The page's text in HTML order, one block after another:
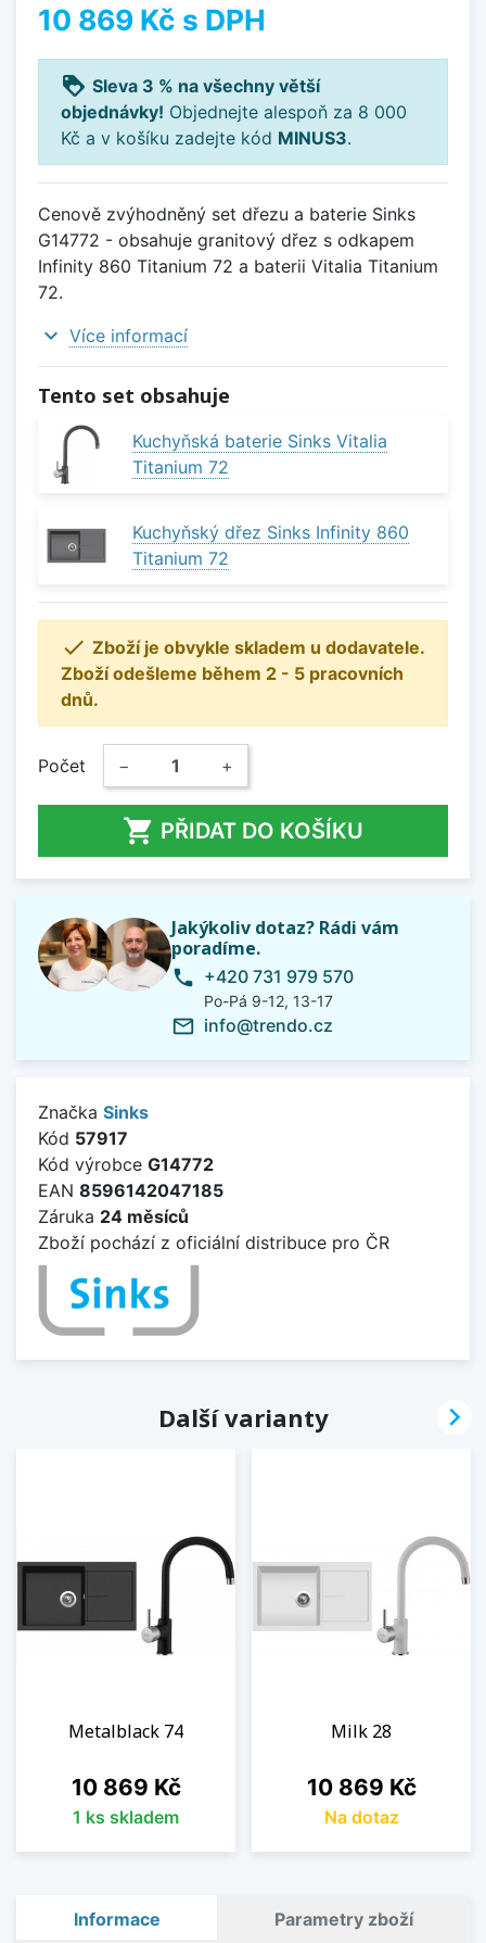
10 869 Kč s DPH
loyalty Sleva 3 % na všechny větší
objednávky! Objednejte alespoň za 8 000
Kč a v košíku zadejte kód MINUS3.
Cenově zvýhodněný set dřezu a baterie Sinks
G14772 - obsahuje granitový dřez s odkapem
Infinity 860 Titanium 72 a baterii Vitalia Titanium
72.
expand_more Více informací
Tento set obsahuje
Kuchyňská baterie Sinks Vitalia
Titanium 72
Kuchyňský dřez Sinks Infinity 860
Titanium 72
 Zboží je obvykle skladem u dodavatele.
Zboží odešleme během 2 - 5 pracovních
dnů.
Počet − +
 PŘIDAT DO KOŠÍKU
Jakýkoliv dotaz? Rádi vám
poradíme.
phone +420 731 979 570
Po-Pá 9-12, 13-17
mail_outline info@trendo.cz
Značka Sinks
Kód 57917
Kód výrobce G14772
EAN 8596142047185
Záruka 24 měsíců
Zboží pochází z oficiální distribuce pro ČR
Další varianty
Metalblack 74
Cena
10 869 Kč
1 ks skladem
Milk 28
Cena
10 869 Kč
Na dotaz

Informace Parametry zboží